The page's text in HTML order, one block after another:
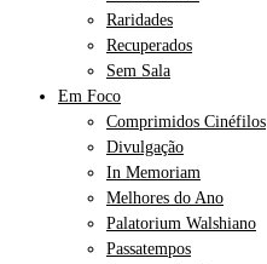
Raridades
Recuperados
Sem Sala
Em Foco
Comprimidos Cinéfilos
Divulgação
In Memoriam
Melhores do Ano
Palatorium Walshiano
Passatempos